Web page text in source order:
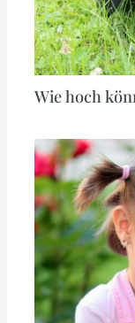
Wie hoch